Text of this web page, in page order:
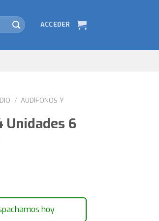
ACCEDER
/ AUDÍFONOS Y
6
hoy